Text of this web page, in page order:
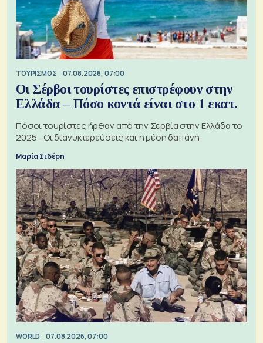
ΤΟΥΡΙΣΜΟΣ 07.08.2026, 07:00
Οι Σέρβοι τουρίστες επιστρέφουν στην
Ελλάδα – Πόσο κοντά είναι στο 1 εκατ.
Πόσοι τουρίστες ήρθαν από την Σερβία στην Ελλάδα το
2025 - Οι διανυκτερεύσεις και η μέση δαπάνη
Μαρία Σιδέρη
WORLD 07.08.2026, 07:00